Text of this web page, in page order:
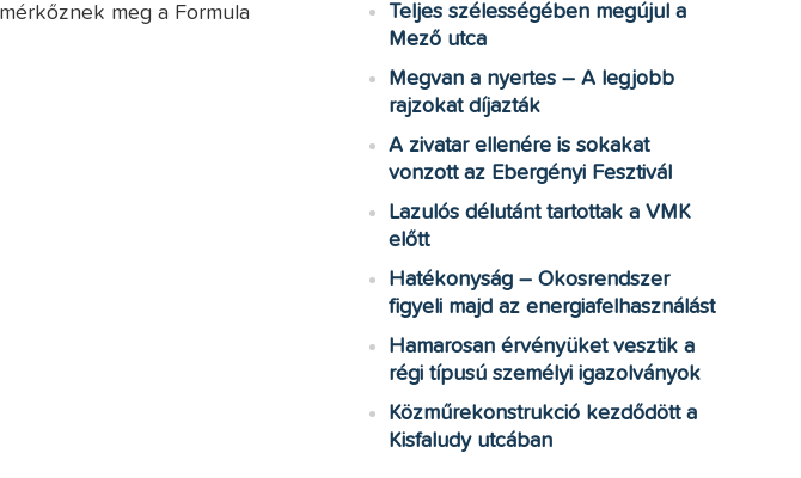
meg a Formula
Teljes szélességében megújul a
Mező utca
Megvan a nyertes – A legjobb
rajzokat díjazták
A zivatar ellenére is sokakat
vonzott az Ebergényi Fesztivál
Lazulós délutánt tartottak a VMK
előtt
Hatékonyság – Okosrendszer
figyeli majd az energiafelhasználást
Hamarosan érvényüket vesztik a
régi típusú személyi igazolványok
Közműrekonstrukció kezdődött a
Kisfaludy utcában